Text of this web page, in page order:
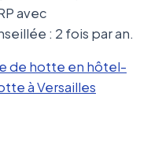
avec
: 2 fois par an.
de hotte en hôtel-
à Versailles